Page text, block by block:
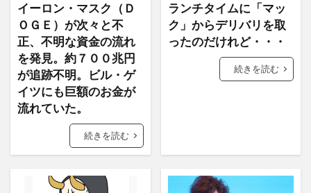
イーロン・マスク（Ｄ
ＯＧＥ）が次々と不
正、不明な資金の流れ
を発見。約７００兆円
が追跡不明。ビル・ゲ
イツにも巨額のお金が
流れていた。
続きを読む
ランチタイムに「マッ
ク」からデリバリを取
ったのだけれど・・・
続きを読む